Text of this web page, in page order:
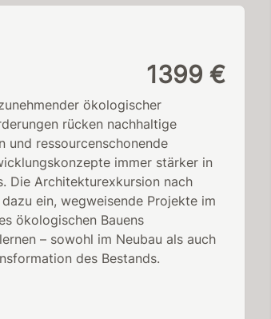
1399 €
ökologischer
rücken nachhaltige
und ressourcenschonende
immer stärker in
Die Architekturexkursion nach
ein, wegweisende Projekte im
ökologischen Bauens
– sowohl im Neubau als auch
des Bestands.